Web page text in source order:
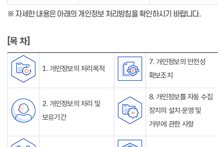
※ 자세한 내용은 아래의 개인정보 처리방침을 확인하시기 바랍니다.
[목 차]
1. 개인정보의 처리목적
7. 개인정보의 안전성
확보조치
2. 개인정보의 처리 및
보유기간
8. 개인정보를 자동 수집
장치의 설치·운영 및
거부에 관한 사항